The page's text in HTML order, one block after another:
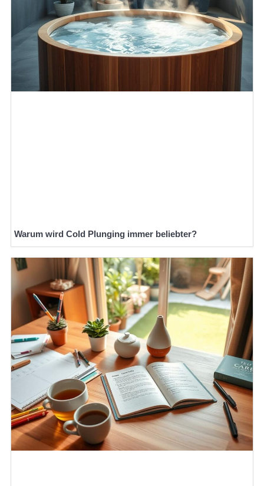
Warum wird Cold Plunging immer beliebter?